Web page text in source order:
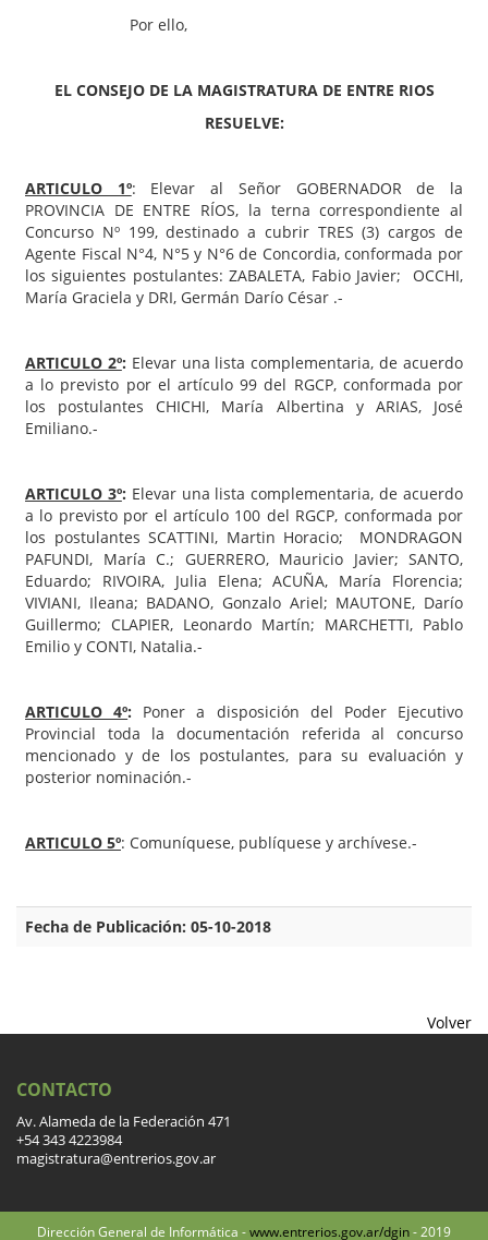
Por ello,
EL CONSEJO DE LA MAGISTRATURA DE ENTRE RIOS
RESUELVE:
ARTICULO 1º: Elevar al Señor GOBERNADOR de la
PROVINCIA DE ENTRE RÍOS, la terna correspondiente al
Concurso Nº 199, destinado a cubrir TRES (3) cargos de
Agente Fiscal N°4, N°5 y N°6 de Concordia, conformada por
los siguientes postulantes: ZABALETA, Fabio Javier; OCCHI,
María Graciela y DRI, Germán Darío César .-
ARTICULO 2º: Elevar una lista complementaria, de acuerdo
a lo previsto por el artículo 99 del RGCP, conformada por
los postulantes CHICHI, María Albertina y ARIAS, José
Emiliano.-
ARTICULO 3º: Elevar una lista complementaria, de acuerdo
a lo previsto por el artículo 100 del RGCP, conformada por
los postulantes SCATTINI, Martin Horacio; MONDRAGON
PAFUNDI, María C.; GUERRERO, Mauricio Javier; SANTO,
Eduardo; RIVOIRA, Julia Elena; ACUÑA, María Florencia;
VIVIANI, Ileana; BADANO, Gonzalo Ariel; MAUTONE, Darío
Guillermo; CLAPIER, Leonardo Martín; MARCHETTI, Pablo
Emilio y CONTI, Natalia.-
ARTICULO 4º: Poner a disposición del Poder Ejecutivo
Provincial toda la documentación referida al concurso
mencionado y de los postulantes, para su evaluación y
posterior nominación.-
ARTICULO 5º: Comuníquese, publíquese y archívese.-
Fecha de Publicación: 05-10-2018
Volver
CONTACTO
Av. Alameda de la Federación 471
+54 343 4223984
magistratura@entrerios.gov.ar
Dirección General de Informática -www.entrerios.gov.ar/dgin- 2019